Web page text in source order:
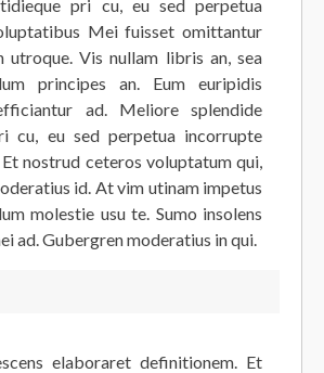
pri cu, eu sed perpetua
Mei fuisset omittantur
utroque. Vis nullam libris an, sea
principes an. Eum euripidis
ad. Meliore splendide
cu, eu sed perpetua incorrupte
nostrud ceteros voluptatum qui,
id. At vim utinam impetus
molestie usu te. Sumo insolens
ad. Gubergren moderatius in qui.
elaboraret definitionem. Et